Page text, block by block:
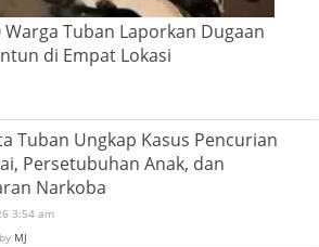
Warga Tuban Laporkan Dugaan
di Empat Lokasi
Tuban Ungkap Kasus Pencurian
Persetubuhan Anak, dan
Narkoba
3:54 am
MJ